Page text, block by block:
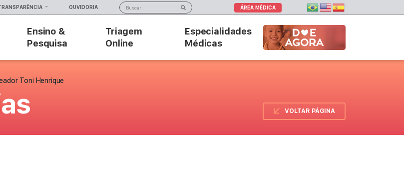
OUVIDORIA ÁREA MÉDICA
Ensino &
Pesquisa
Triagem
Online
Especialidades
Médicas
DOE AGORA
Toni Henrique
VOLTAR PÁGINA